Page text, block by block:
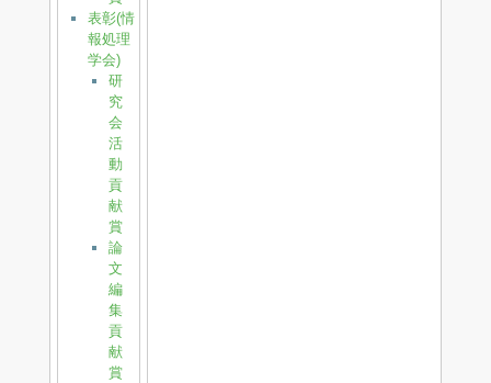
表彰(情
報処理
学会)
研
究
会
活
動
貢
献
賞
論
文
編
集
貢
献
賞